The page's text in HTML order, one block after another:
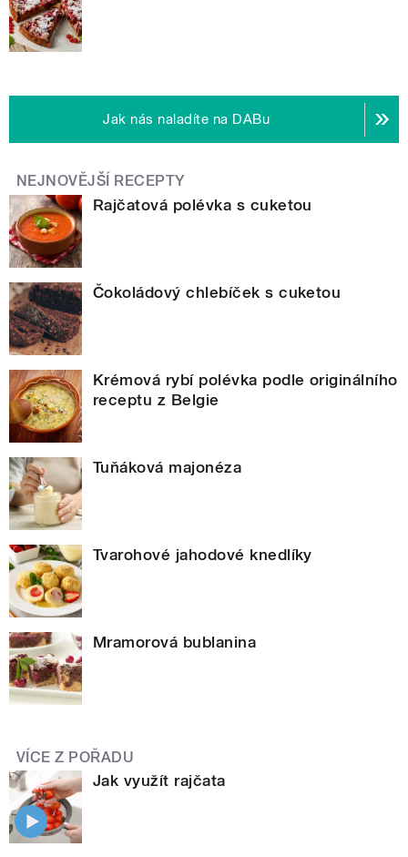
Jak nás naladíte na DABu
NEJNOVĚJŠÍ RECEPTY
Rajčatová polévka s cuketou
Čokoládový chlebíček s cuketou
Krémová rybí polévka podle originálního
receptu z Belgie
Tuňáková majonéza
Tvarohové jahodové knedlíky
Mramorová bublanina
VÍCE Z POŘADU
Jak využít rajčata